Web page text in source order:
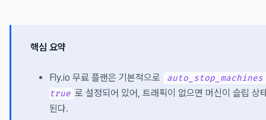
핵심 요약
Fly.io 무료 플랜은 기본적으로
true 로 설정되어 있어, 트래픽이 없으면 머신이 슬립 상
된다.